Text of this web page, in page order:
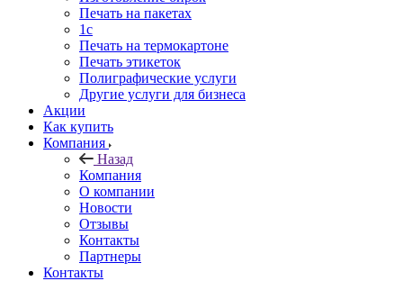
Печать на пакетах
1c
Печать на термокартоне
Печать этикеток
Полиграфические услуги
Другие услуги для бизнеса
Акции
Как купить
Компания
Назад
Компания
О компании
Новости
Отзывы
Контакты
Партнеры
Контакты